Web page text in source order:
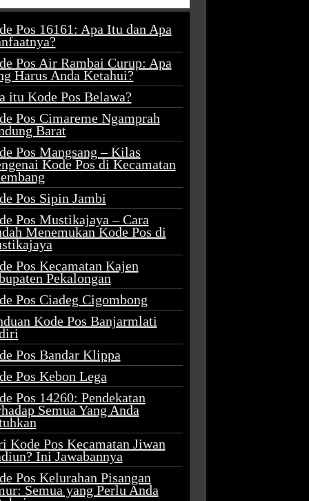
Pos 16161: Apa Itu dan Apa
Pos Air Rambai Curup: Apa
Harus Anda Ketahui?
itu Kode Pos Belawa?
Pos Cimareme Ngamprah
Barat
Pos Mangsang – Kilas
Kode Pos di Kecamatan
Pos Sipin Jambi
Pos Mustikajaya – Cara
Menemukan Kode Pos di
Pos Kecamatan Kajen
Pekalongan
Pos Ciadeg Cigombong
Kode Pos Banjarmlati
Pos Bandar Klippa
Pos Kebon Lega
Pos 14260: Pendekatan
Semua Yang Anda
Kode Pos Kecamatan Jiwan
Ini Jawabannya
Pos Kelurahan Pisangan
Semua yang Perlu Anda